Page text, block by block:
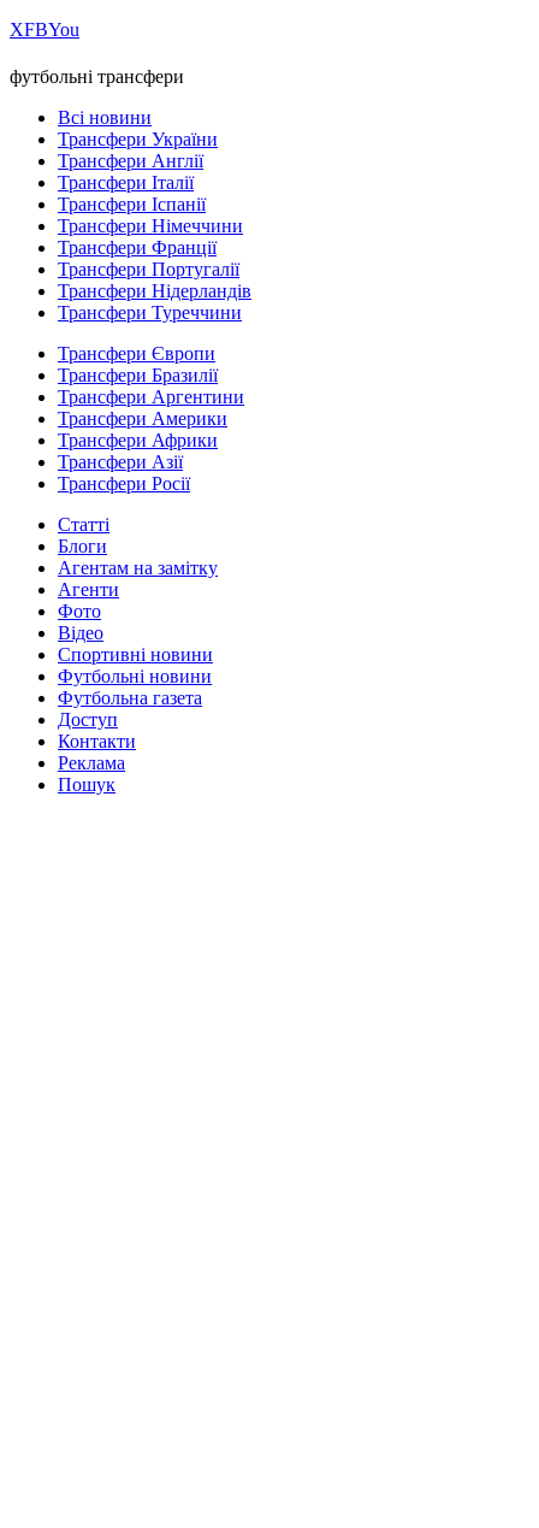
ХFBYou
футбольні трансфери
Всі новини
Трансфери України
Трансфери Англії
Трансфери Італії
Трансфери Іспанії
Трансфери Німеччини
Трансфери Франції
Трансфери Португалії
Трансфери Нідерландів
Трансфери Туреччини
Трансфери Європи
Трансфери Бразилії
Трансфери Аргентини
Трансфери Америки
Трансфери Африки
Трансфери Азії
Трансфери Росії
Статті
Блоги
Агентам на замітку
Агенти
Фото
Відео
Спортивні новини
Футбольні новини
Футбольна газета
Доступ
Контакти
Реклама
Пошук